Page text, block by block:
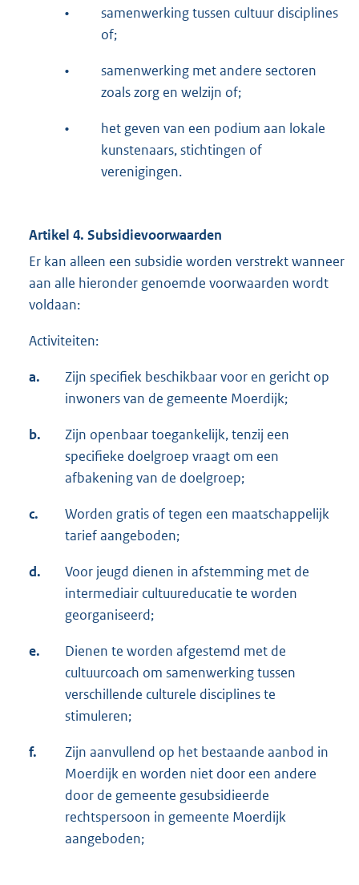
•
samenwerking tussen cultuur disciplines
of;
•
samenwerking met andere sectoren
zoals zorg en welzijn of;
•
het geven van een podium aan lokale
kunstenaars, stichtingen of
verenigingen.
Artikel 4. Subsidievoorwaarden
Er kan alleen een subsidie worden verstrekt wanneer
aan alle hieronder genoemde voorwaarden wordt
voldaan:
Activiteiten:
a.
Zijn specifiek beschikbaar voor en gericht op
inwoners van de gemeente Moerdijk;
b.
Zijn openbaar toegankelijk, tenzij een
specifieke doelgroep vraagt om een
afbakening van de doelgroep;
c.
Worden gratis of tegen een maatschappelijk
tarief aangeboden;
d.
Voor jeugd dienen in afstemming met de
intermediair cultuureducatie te worden
georganiseerd;
e.
Dienen te worden afgestemd met de
cultuurcoach om samenwerking tussen
verschillende culturele disciplines te
stimuleren;
f.
Zijn aanvullend op het bestaande aanbod in
Moerdijk en worden niet door een andere
door de gemeente gesubsidieerde
rechtspersoon in gemeente Moerdijk
aangeboden;